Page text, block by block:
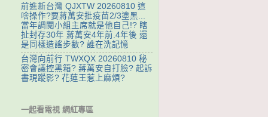
前進新台灣 QJXTW 20260810 這
啥操作?要蔣萬安批疫苗2/3塗黑...
當年調閱小組主席就是他自己!? 瞎
扯封存30年 蔣萬安4年前.4年後 還
是同樣造謠步數? 誰在洗記憶
台灣向前行 TWXQX 20260810 秘
密會議控黑箱? 蔣萬安自打臉? 起訴
書現蹤影? 花蓮王惹上麻煩?
一起看電視 網紅專區